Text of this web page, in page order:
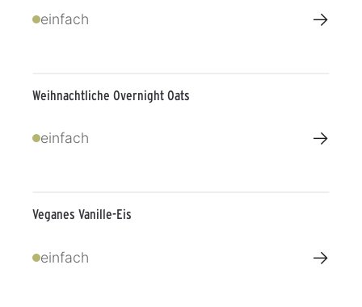
einfach →
Weihnachtliche Overnight Oats
einfach →
Veganes Vanille-Eis
einfach →